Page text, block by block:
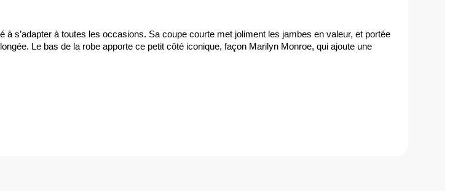
à s’adapter à toutes les occasions. Sa coupe courte met joliment les jambes en valeur, et portée
Le bas de la robe apporte ce petit côté iconique, façon Marilyn Monroe, qui ajoute une